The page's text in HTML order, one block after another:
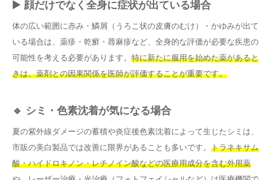
▶️ 顔だけでなく全身に症状が出ている場合
体の広い範囲に赤み・鱗屑（うろこ状の皮膚のむけ）・かゆみが出て
いる場合は、薬疹・乾癬・蕁麻疹など、全身的な評価が必要な疾患の
可能性を考える必要があります。 特に新たに服用を始めた薬があると
きは、薬剤との因果関係を医師が評価することが重要です。
🔹 シミ・色素沈着が気になる場合
夏の紫外線ダメージの蓄積や炎症後色素沈着によって生じたシミは、
市販の美白製品では改善に限界があることも多いです。 トラネキサム
酸・ハイドロキノン・レチノイン酸などの医療用成分を含む外用薬